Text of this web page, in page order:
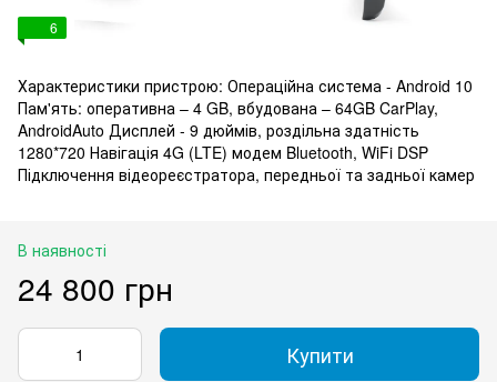
6
Характеристики пристрою: Операційна система - Android 10
Пам'ять: оперативна – 4 GB, вбудована – 64GB CarPlay,
AndroidAuto Дисплей - 9 дюймів, роздільна здатність
1280*720 Навігація 4G (LTE) модем Bluetooth, WiFi DSP
Підключення відеореєстратора, передньої та задньої камер
В наявності
24 800 грн
Купити